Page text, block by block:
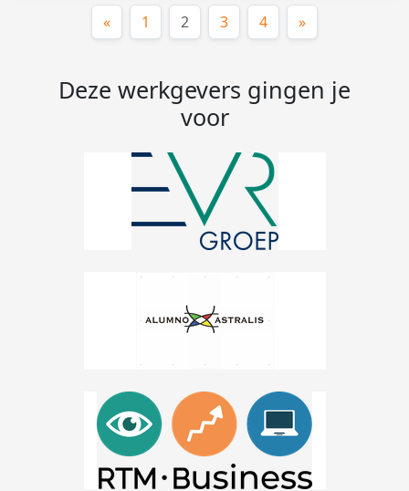
« 1 2 (huidige)
3 4 »
Deze werkgevers gingen je
voor